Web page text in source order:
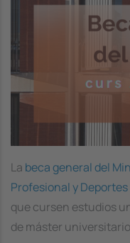
La beca general del
Profesional y Deportes
que cursen estudios
de máster